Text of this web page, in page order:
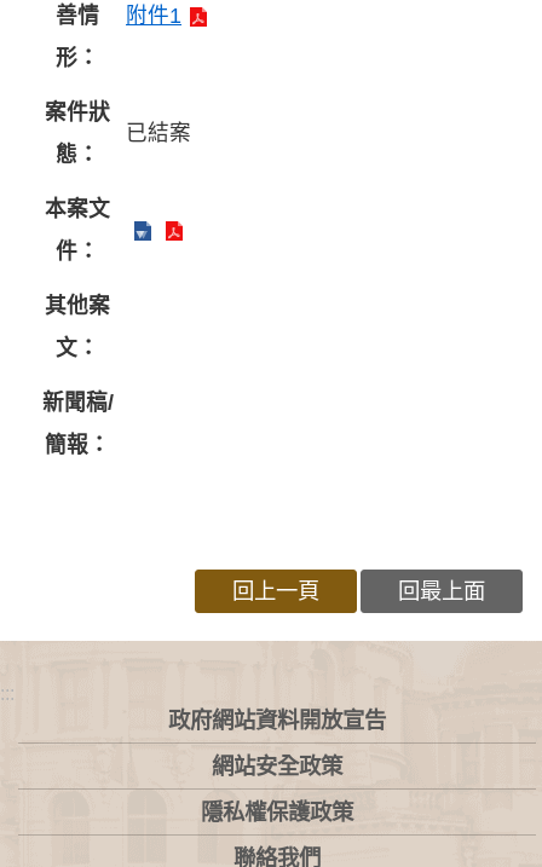
善情
形：
附件1
案件狀
態：
已結案
本案文
件：
其他案
文：
新聞稿/
簡報：
回上一頁 回最上面
:::
政府網站資料開放宣告
網站安全政策
隱私權保護政策
聯絡我們